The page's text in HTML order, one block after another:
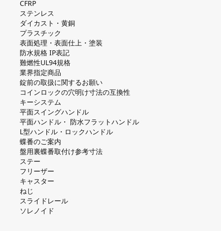
CFRP
ステンレス
ダイカスト・⻩銅
プラスチック
表面処理・表面仕上・塗装
防⽔規格 IP表記
難燃性UL94規格
業界指定商品
錠前の取扱に関するお願い
コインロックの⽳明け⼨法の互換性
キーシステム
平⾯スイングハンドル
平⾯ハンドル・ 防⽔フラットハンドル
L型ハンドル・ロックハンドル
蝶番のご案内
盤⽤裏蝶番取付け参考⼨法
ステー
フリーザー
キャスター
ねじ
スライドレール
ソレノイド